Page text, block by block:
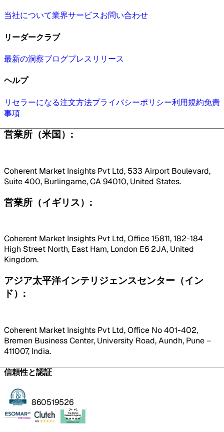
当社について業界サービスお問い合わせ
リーダークラブ
最新の洞察ブログプレスリリース
ヘルプ
リセラーになる注文方法プライバシーポリシー利用規約免責
事項
営業所（米国）:
Coherent Market Insights Pvt Ltd, 533 Airport Boulevard,
Suite 400, Burlingame, CA 94010, United States.
営業所（イギリス）:
Coherent Market Insights Pvt Ltd, Office 15811, 182-184
High Street North, East Ham, London E6 2JA, United
Kingdom.
アジア太平洋インテリジェンスセンター（イン
ド）:
Coherent Market Insights Pvt Ltd, Office No 401-402,
Bremen Business Center, University Road, Aundh, Pune –
411007, India.
信頼性と認証
860519526